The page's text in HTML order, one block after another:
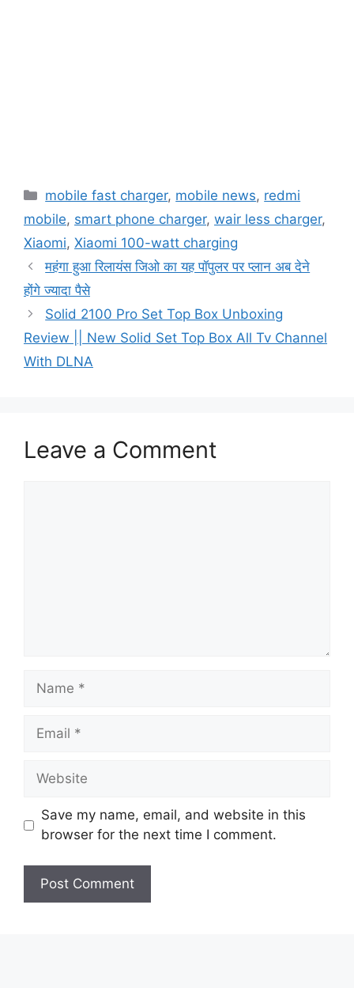
Categories
mobile fast charger, mobile news, redmi
mobile, smart phone charger, wair less charger,
Xiaomi, Xiaomi 100-watt charging
महंगा हुआ रिलायंस जिओ का यह पॉपुलर पर प्लान अब देने
होंगे ज्यादा पैसे
Solid 2100 Pro Set Top Box Unboxing
Review || New Solid Set Top Box All Tv Channel
With DLNA
Leave a Comment
Name
Email
Website
Save my name, email, and website in this
browser for the next time I comment.